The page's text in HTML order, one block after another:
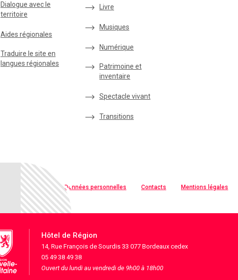
Dialogue avec le
territoire
Aides régionales
Traduire le site en
langues régionales
Livre
Musiques
Numérique
Patrimoine et
inventaire
Spectacle vivant
Transitions
Qualité web Données personnelles Contacts Mentions légales
Hôtel de Région
14, Rue François de Sourdis 33 077 Bordeaux cedex
05 49 38 49 38
Ouvert du lundi au vendredi de 9h00 à 18h00